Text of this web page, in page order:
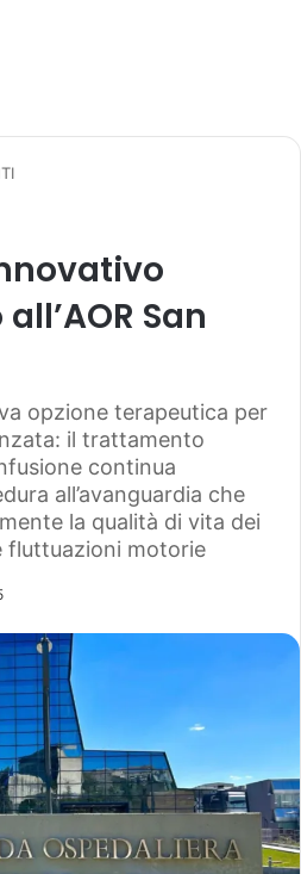
San
opzione terapeutica per
il trattamento
continua
all’avanguardia che
la qualità di vita dei
fluttuazioni motorie